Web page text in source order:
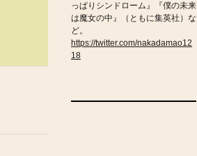
っぱりシンドローム』『僕の未来
は魔女の中』（ともに集英社）な
ど。
https://twitter.com/nakadamao12
18